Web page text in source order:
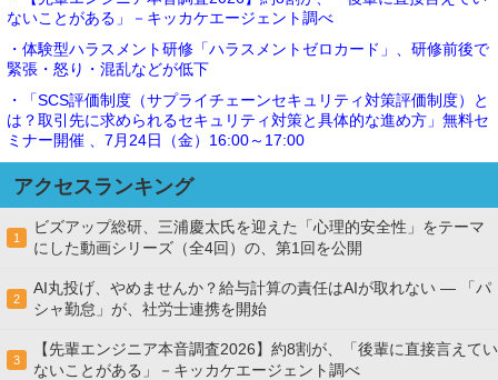
ないことがある」－キッカケエージェント調べ
・体験型ハラスメント研修「ハラスメントゼロカード」、研修前後で
緊張・怒り・混乱などが低下
・「SCS評価制度（サプライチェーンセキュリティ対策評価制度）と
は？取引先に求められるセキュリティ対策と具体的な進め方」無料セ
ミナー開催 、7月24日（金）16:00～17:00
アクセスランキング
1
ビズアップ総研、三浦慶太氏を迎えた「心理的安全性」をテーマ
にした動画シリーズ（全4回）の、第1回を公開
2
AI丸投げ、やめませんか？給与計算の責任はAIが取れない ― 「パ
シャ勤怠」が、社労士連携を開始
3
【先輩エンジニア本音調査2026】約8割が、「後輩に直接言えてい
ないことがある」－キッカケエージェント調べ